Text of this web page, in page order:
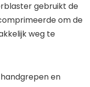
gebruikt de
om de
weg te
en